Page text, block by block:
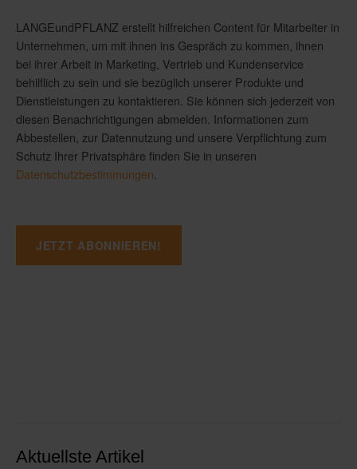
LANGEundPFLANZ erstellt hilfreichen Content für Mitarbeiter in
Unternehmen, um mit ihnen ins Gespräch zu kommen, ihnen
bei ihrer Arbeit in Marketing, Vertrieb und Kundenservice
behilflich zu sein und sie bezüglich unserer Produkte und
Dienstleistungen zu kontaktieren. Sie können sich jederzeit von
diesen Benachrichtigungen abmelden. Informationen zum
Abbestellen, zur Datennutzung und unsere Verpflichtung zum
Schutz Ihrer Privatsphäre finden Sie in unseren
Datenschutzbestimmungen
Aktuellste Artikel